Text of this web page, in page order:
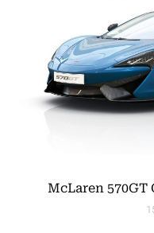
McLaren